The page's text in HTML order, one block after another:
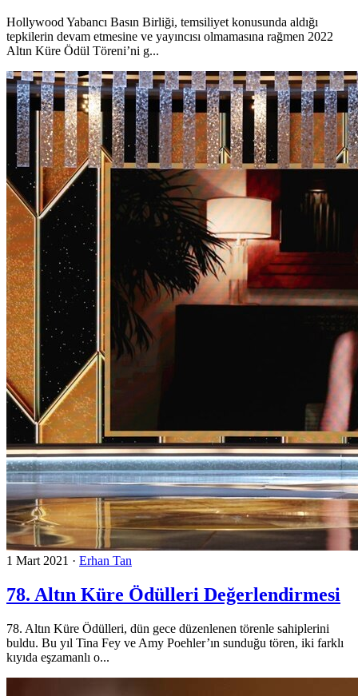
Hollywood Yabancı Basın Birliği, temsiliyet konusunda aldığı
tepkilerin devam etmesine ve yayıncısı olmamasına rağmen 2022
Altın Küre Ödül Töreni’ni g...
1 Mart 2021 · Erhan Tan
78. Altın Küre Ödülleri Değerlendirmesi
78. Altın Küre Ödülleri, dün gece düzenlenen törenle sahiplerini
buldu. Bu yıl Tina Fey ve Amy Poehler’ın sunduğu tören, iki farklı
kıyıda eşzamanlı o...